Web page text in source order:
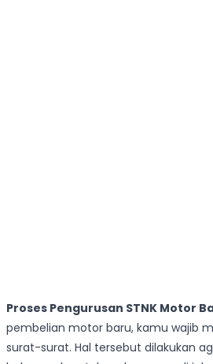
Proses Pengurusan STNK Motor
pembelian motor baru, kamu wajib
surat-surat. Hal tersebut dilakukan